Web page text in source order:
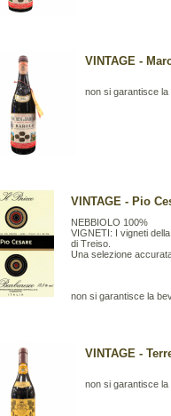
VINTAGE -
non si garantisce la
VINTAGE - Pio
NEBBIOLO 100%
VIGNETI: I vigneti
di Treiso.
Una selezione
non si garantisce la
VINTAGE -
non si garantisce la